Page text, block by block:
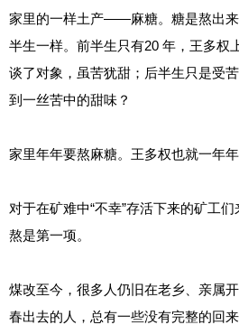
家里的一样土产——麻糖。糖是熬出
半生一样。前半生只有20 年，王多权
谈了对象，虽苦犹甜；后半生只是受
到一丝苦中的甜味？
家里年年要熬麻糖。王多权也就一年年
对于在矿难中“不幸”存活下来的矿工
熬是第一项。
煤改至今，很多人仍旧在老乡、亲属
春出去的人，总有一些没有完整的回